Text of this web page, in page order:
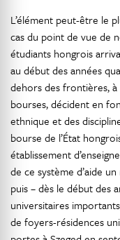
L’élément peut-être le
cas du point de vue de
étudiants hongrois
au début des années
dehors des frontières, à
bourses, décident en
ethnique et des
bourse de l’État
établissement
de ce système d’aide
puis – dès le début des
universitaires
de foyers-résidences